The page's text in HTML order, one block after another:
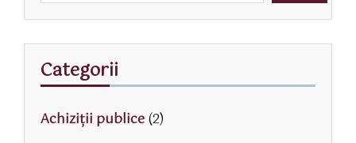
Categorii
Achiziții publice(2)